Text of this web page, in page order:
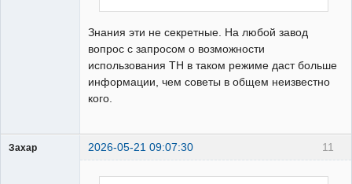
Знания эти не секретные. На любой завод
вопрос с запросом о возможности
использования ТН в таком режиме даст больше
информации, чем советы в общем неизвестно
кого.
11
Захар 2026-05-21 09:07:30